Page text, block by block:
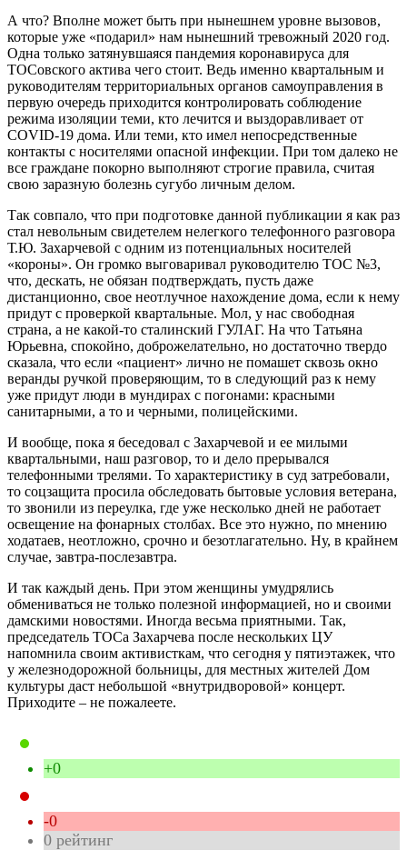
А что? Вполне может быть при нынешнем уровне вызовов,
которые уже «подарил» нам нынешний тревожный 2020 год.
Одна только затянувшаяся пандемия коронавируса для
ТОСовского актива чего стоит. Ведь именно квартальным и
руководителям территориальных органов самоуправления в
первую очередь приходится контролировать соблюдение
режима изоляции теми, кто лечится и выздоравливает от
COVID-19 дома. Или теми, кто имел непосредственные
контакты с носителями опасной инфекции. При том далеко не
все граждане покорно выполняют строгие правила, считая
свою заразную болезнь сугубо личным делом.
Так совпало, что при подготовке данной публикации я как раз
стал невольным свидетелем нелегкого телефонного разговора
Т.Ю. Захарчевой с одним из потенциальных носителей
«короны». Он громко выговаривал руководителю ТОС №3,
что, дескать, не обязан подтверждать, пусть даже
дистанционно, свое неотлучное нахождение дома, если к нему
придут с проверкой квартальные. Мол, у нас свободная
страна, а не какой-то сталинский ГУЛАГ. На что Татьяна
Юрьевна, спокойно, доброжелательно, но достаточно твердо
сказала, что если «пациент» лично не помашет сквозь окно
веранды ручкой проверяющим, то в следующий раз к нему
уже придут люди в мундирах с погонами: красными
санитарными, а то и черными, полицейскими.
И вообще, пока я беседовал с Захарчевой и ее милыми
квартальными, наш разговор, то и дело прерывался
телефонными трелями. То характеристику в суд затребовали,
то соцзащита просила обследовать бытовые условия ветерана,
то звонили из переулка, где уже несколько дней не работает
освещение на фонарных столбах. Все это нужно, по мнению
ходатаев, неотложно, срочно и безотлагательно. Ну, в крайнем
случае, завтра-послезавтра.
И так каждый день. При этом женщины умудрялись
обмениваться не только полезной информацией, но и своими
дамскими новостями. Иногда весьма приятными. Так,
председатель ТОСа Захарчева после нескольких ЦУ
напомнила своим активисткам, что сегодня у пятиэтажек, что
у железнодорожной больницы, для местных жителей Дом
культуры даст небольшой «внутридворовой» концерт.
Приходите – не пожалеете.
+0
-0
0 рейтинг